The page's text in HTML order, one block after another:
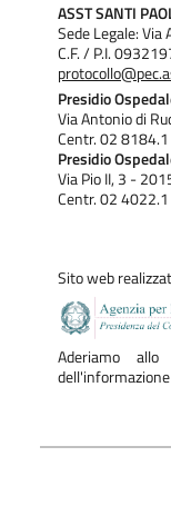
ASST SANTI
Sede Legale:
C.F. / P.I.
Presidio
Via Antonio di
Centr. 02 8184.1
Presidio
Via Pio II, 3 -
Centr. 02 4022.1
Sito web
Aderiamo allo